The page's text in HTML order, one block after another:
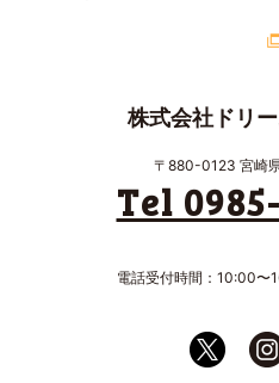
株式会社ドリ
〒880-0123 宮崎
Tel
電話受付時間：10:00